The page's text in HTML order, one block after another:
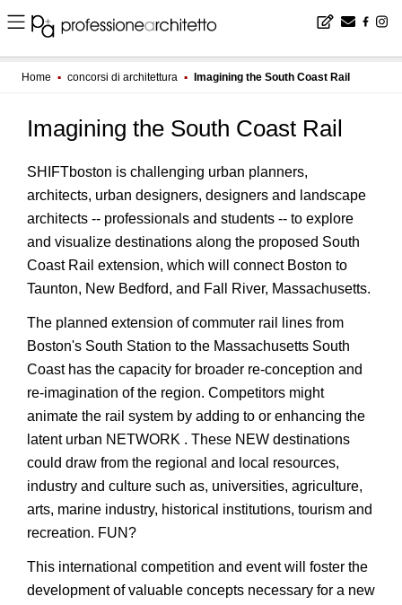
Home ▪ concorsi di architettura ▪ Imagining the South Coast Rail
Imagining the South Coast Rail
SHIFTboston is challenging urban planners,
architects, urban designers, designers and landscape
architects -- professionals and students -- to explore
and visualize destinations along the proposed South
Coast Rail extension, which will connect Boston to
Taunton, New Bedford, and Fall River, Massachusetts.
The planned extension of commuter rail lines from
Boston's South Station to the Massachusetts South
Coast has the capacity for broader re-conception and
re-imagination of the region. Competitors might
animate the rail system by adding to or enhancing the
latent urban NETWORK . These NEW destinations
could draw from the regional and local resources,
industry and culture such as, universities, agriculture,
arts, marine industry, historical institutions, tourism and
recreation. FUN?
This international competition and event will foster the
development of valuable concepts necessary for a new